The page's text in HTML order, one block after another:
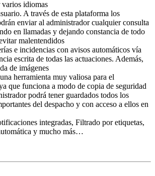
idiomas
A través de esta plataforma los
enviar al administrador cualquier consulta
en llamadas y dejando constancia de todo
malentendidos
e incidencias con avisos automáticos vía
escrita de todas las actuaciones. Además,
de imágenes
herramienta muy valiosa para el
que funciona a modo de copia de seguridad
podrá tener guardados todos los
del despacho y con acceso a ellos en
integradas, Filtrado por etiquetas,
y mucho más…